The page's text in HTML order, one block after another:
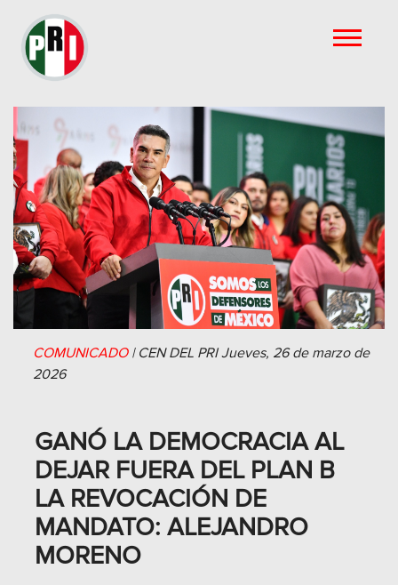
COMUNICADO| CEN DEL PRI Jueves, 26 de marzo de
2026
GANÓ LA DEMOCRACIA AL
DEJAR FUERA DEL PLAN B
LA REVOCACIÓN DE
MANDATO: ALEJANDRO
MORENO